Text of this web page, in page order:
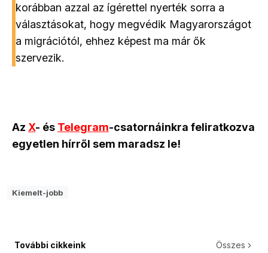
korábban azzal az ígérettel nyerték sorra a
választásokat, hogy megvédik Magyarországot
a migrációtól, ehhez képest ma már ők
szervezik.
Az X- és Telegram-csatornáinkra feliratkozva
egyetlen hírről sem maradsz le!
Kiemelt-jobb
További cikkeink Összes